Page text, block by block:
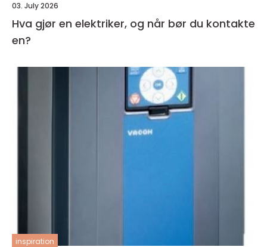
03. July 2026
Hva gjør en elektriker, og når bør du kontakte
en?
inspiration